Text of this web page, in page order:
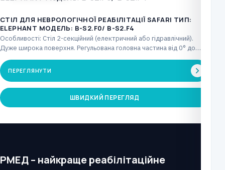
СТІЛ ДЛЯ НЕВРОЛОГІЧНОЇ РЕАБІЛІТАЦІЇ SAFARI ТИП:
ELEPHANT МОДЕЛЬ: B-S2.F0/ B-S2.F4
Особливості: Стіл 2-секційний (електричний або гідравлічний).
Дуже широка поверхня. Регульована головна частина від 0° до
+85°…
ПЕРЕГЛЯНУТИ
ШВИДКИЙ ПЕРЕГЛЯД
РМЕД – найкраще реабілітаційне